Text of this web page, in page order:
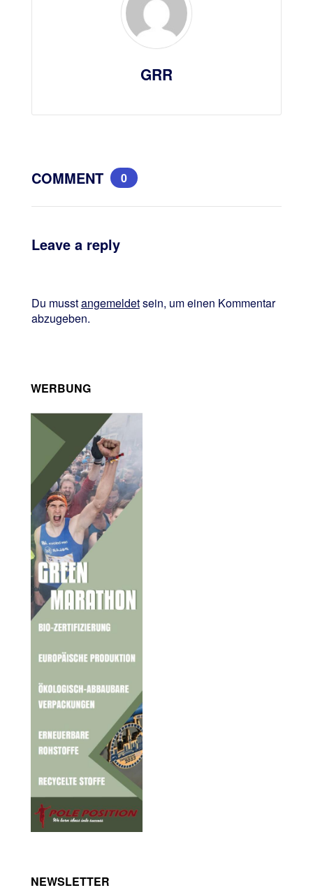
GRR
COMMENT 0
Leave a reply
Du musstangemeldetsein, um einen Kommentar
abzugeben.
WERBUNG
NEWSLETTER